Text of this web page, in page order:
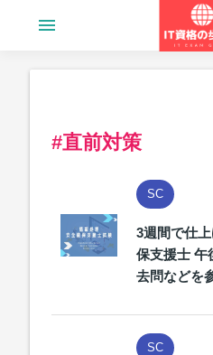
menu
#直前対策
SC
3週間で仕
保支援士
去問などを
SC